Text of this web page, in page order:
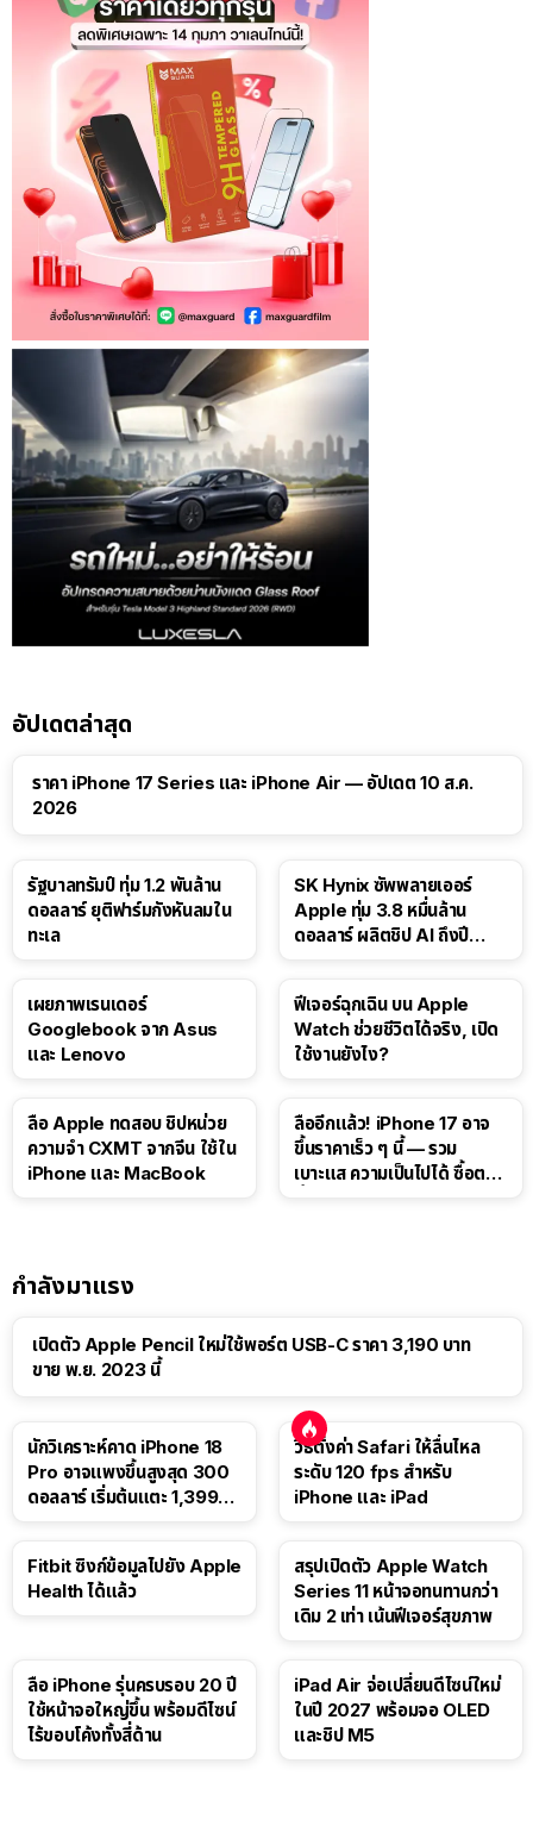
อัปเดตล่าสุด
ราคา iPhone 17 Series และ iPhone Air — อัปเดต 10 ส.ค.
2026
รัฐบาลทรัมป์ ทุ่ม 1.2 พันล้าน
ดอลลาร์ ยุติฟาร์มกังหันลมใน
ทะเล
SK Hynix ซัพพลายเออร์
Apple ทุ่ม 3.8 หมื่นล้าน
ดอลลาร์ ผลิตชิป AI ถึงปี
เผยภาพเรนเดอร์
Googlebook จาก Asus
และ Lenovo
ฟีเจอร์ฉุกเฉิน บน Apple
Watch ช่วยชีวิตได้จริง, เปิด
ใช้งานยังไง?
ลือ Apple ทดสอบ ชิปหน่วย
ความจำ CXMT จากจีน ใช้ใน
iPhone และ MacBook
ลืออีกแล้ว! iPhone 17 อาจ
ขึ้นราคาเร็ว ๆ นี้ — รวม
เบาะแส ความเป็นไปได้ ซื้อตอน
กำลังมาแรง
เปิดตัว Apple Pencil ใหม่ใช้พอร์ต USB-C ราคา 3,190 บาท
ขาย พ.ย. 2023 นี้
นักวิเคราะห์คาด iPhone 18
Pro อาจแพงขึ้นสูงสุด 300
ดอลลาร์ เริ่มต้นแตะ 1,399
วิธีตั้งค่า Safari ให้ลื่นไหล
ระดับ 120 fps สำหรับ
iPhone และ iPad
Fitbit ซิงก์ข้อมูลไปยัง Apple
Health ได้แล้ว
สรุปเปิดตัว Apple Watch
Series 11 หน้าจอทนทานกว่า
เดิม 2 เท่า เน้นฟีเจอร์สุขภาพ
ลือ iPhone รุ่นครบรอบ 20 ปี
ใช้หน้าจอใหญ่ขึ้น พร้อมดีไซน์
ไร้ขอบโค้งทั้งสี่ด้าน
iPad Air จ่อเปลี่ยนดีไซน์ใหม่
ในปี 2027 พร้อมจอ OLED
และชิป M5